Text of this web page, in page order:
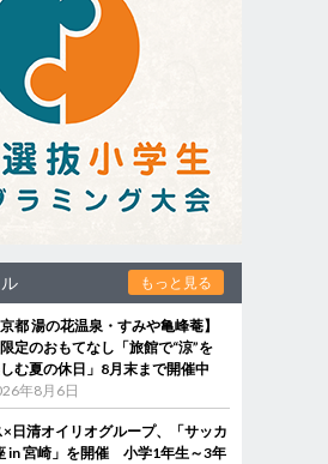
もっと見る
京都 湯の花温泉・すみや亀峰菴】
定のおもてなし「旅館で“涼”を
む夏の休日」8月末まで開催中
年8月6日
日清オイリオグループ、「サッカ
in 宮崎」を開催 小学1年生～3年